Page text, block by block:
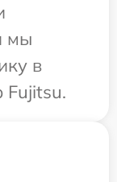
мы
в
Fujitsu.